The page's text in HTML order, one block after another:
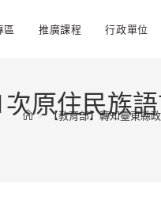
區 推廣課程 行政單位
原住民族
> 【教育部】轉知臺東縣